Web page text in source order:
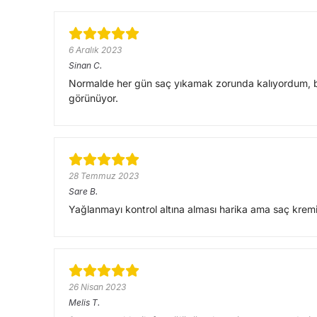
6 Aralık 2023
Sinan C.
Normalde her gün saç yıkamak zorunda kalıyordum,
görünüyor.
28 Temmuz 2023
Sare B.
Yağlanmayı kontrol altına alması harika ama saç
26 Nisan 2023
Melis T.